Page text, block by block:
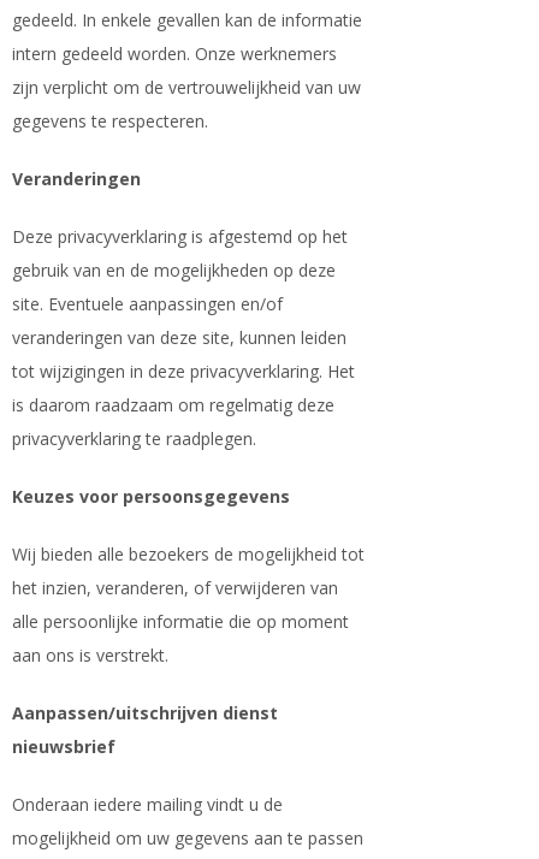
gedeeld. In enkele gevallen kan de informatie
intern gedeeld worden. Onze werknemers
zijn verplicht om de vertrouwelijkheid van uw
gegevens te respecteren.
Veranderingen
Deze privacyverklaring is afgestemd op het
gebruik van en de mogelijkheden op deze
site. Eventuele aanpassingen en/of
veranderingen van deze site, kunnen leiden
tot wijzigingen in deze privacyverklaring. Het
is daarom raadzaam om regelmatig deze
privacyverklaring te raadplegen.
Keuzes voor persoonsgegevens
Wij bieden alle bezoekers de mogelijkheid tot
het inzien, veranderen, of verwijderen van
alle persoonlijke informatie die op moment
aan ons is verstrekt.
Aanpassen/uitschrijven dienst
nieuwsbrief
Onderaan iedere mailing vindt u de
mogelijkheid om uw gegevens aan te passen